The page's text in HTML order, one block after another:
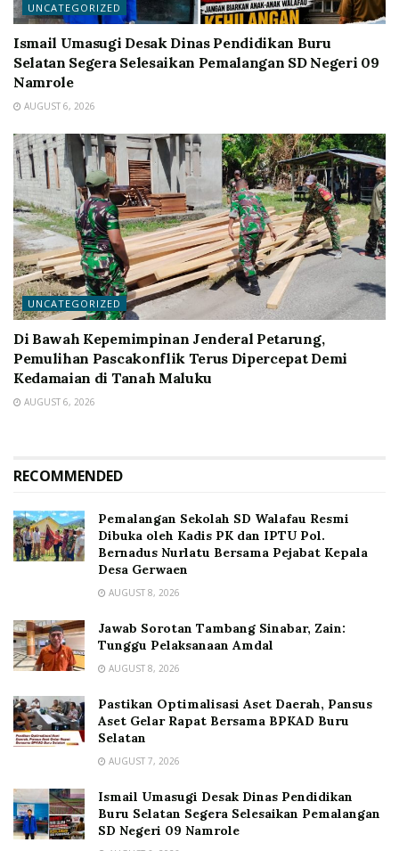
UNCATEGORIZED
Ismail Umasugi Desak Dinas Pendidikan Buru
Selatan Segera Selesaikan Pemalangan SD Negeri 09
Namrole
AUGUST 6, 2026
UNCATEGORIZED
Di Bawah Kepemimpinan Jenderal Petarung,
Pemulihan Pascakonflik Terus Dipercepat Demi
Kedamaian di Tanah Maluku
AUGUST 6, 2026
RECOMMENDED
Pemalangan Sekolah SD Walafau Resmi
Dibuka oleh Kadis PK dan IPTU Pol.
Bernadus Nurlatu Bersama Pejabat Kepala
Desa Gerwaen
AUGUST 8, 2026
Jawab Sorotan Tambang Sinabar, Zain:
Tunggu Pelaksanaan Amdal
AUGUST 8, 2026
Pastikan Optimalisasi Aset Daerah, Pansus
Aset Gelar Rapat Bersama BPKAD Buru
Selatan
AUGUST 7, 2026
Ismail Umasugi Desak Dinas Pendidikan
Buru Selatan Segera Selesaikan Pemalangan
SD Negeri 09 Namrole